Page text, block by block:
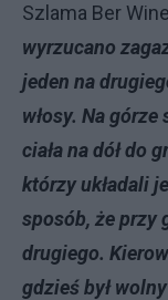
Szlama Ber
wyrzucano
jeden na
włosy. Na
ciała na dół do
którzy układali
sposób, że przy
drugiego.
gdzieś był